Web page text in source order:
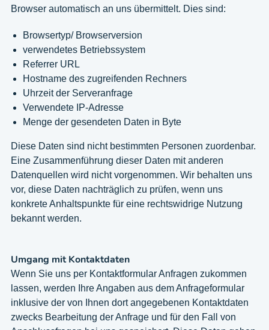
Browser automatisch an uns übermittelt. Dies sind:
Browsertyp/ Browserversion
verwendetes Betriebssystem
Referrer URL
Hostname des zugreifenden Rechners
Uhrzeit der Serveranfrage
Verwendete IP-Adresse
Menge der gesendeten Daten in Byte
Diese Daten sind nicht bestimmten Personen zuordenbar.
Eine Zusammenführung dieser Daten mit anderen
Datenquellen wird nicht vorgenommen. Wir behalten uns
vor, diese Daten nachträglich zu prüfen, wenn uns
konkrete Anhaltspunkte für eine rechtswidrige Nutzung
bekannt werden.
Umgang mit Kontaktdaten
Wenn Sie uns per Kontaktformular Anfragen zukommen
lassen, werden Ihre Angaben aus dem Anfrageformular
inklusive der von Ihnen dort angegebenen Kontaktdaten
zwecks Bearbeitung der Anfrage und für den Fall von